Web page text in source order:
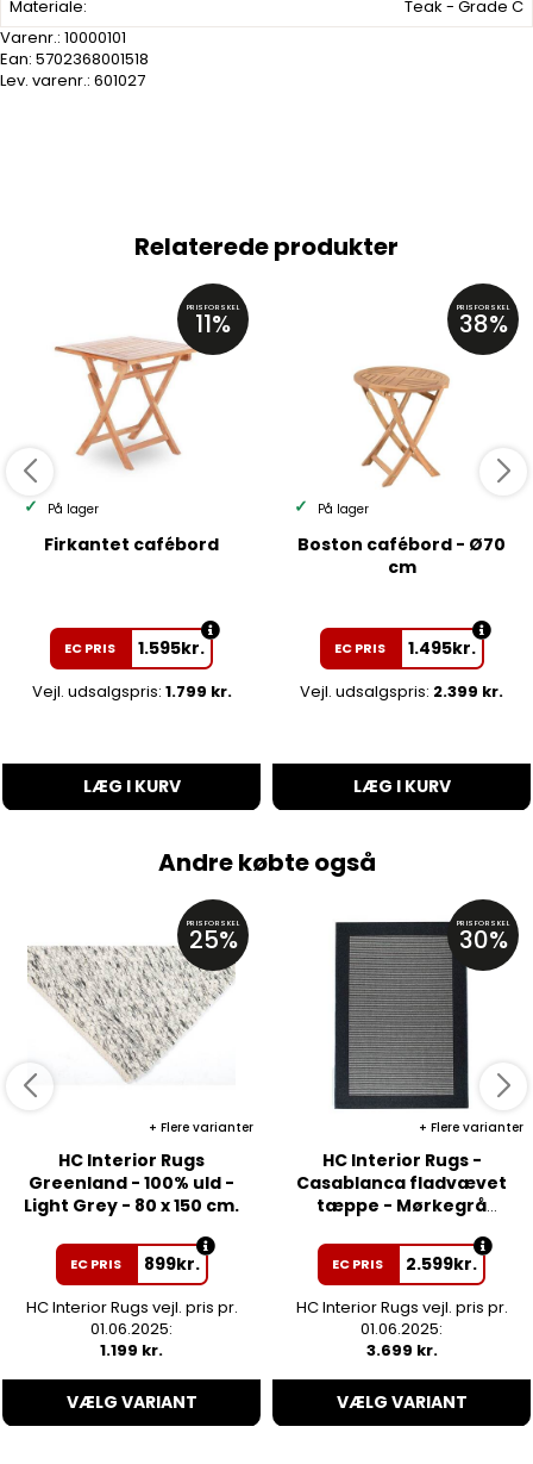
Materiale:
Teak - Grade C
Varenr.: 10000101
Ean: 5702368001518
Lev. varenr.: 601027
Relaterede produkter
PRISFORSKEL
11%
På lager
Firkantet cafébord
EC PRIS 1.595kr.
Vejl. udsalgspris: 1.799 kr.
LÆG I KURV
PRISFORSKEL
38%
På lager
Boston cafébord - Ø70
cm
EC PRIS 1.495kr.
Vejl. udsalgspris: 2.399 kr.
LÆG I KURV
Andre købte også
PRISFORSKEL
25%
Flere varianter
HC Interior Rugs
Greenland - 100% uld -
Light Grey - 80 x 150 cm.
EC PRIS 899kr.
HC Interior Rugs vejl. pris pr.
01.06.2025:
1.199 kr.
VÆLG VARIANT
PRISFORSKEL
30%
Flere varianter
HC Interior Rugs -
Casablanca fladvævet
tæppe - Mørkegrå
EC PRIS 2.599kr.
HC Interior Rugs vejl. pris pr.
01.06.2025:
3.699 kr.
VÆLG VARIANT